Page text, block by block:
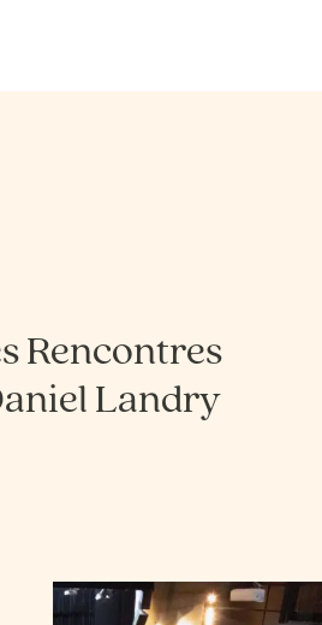
Rencontres
Landry